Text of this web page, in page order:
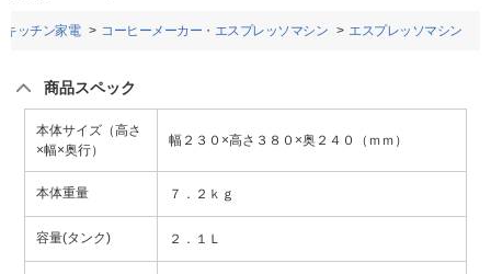
キッチン家電 コーヒーメーカー・エスプレッソマシン エスプレッソマシン
商品スペック
本体サイズ（高さ
×幅×奥行）
幅２３０×高さ３８０×奥２４０（ｍｍ）
本体重量 ７．２ｋｇ
容量(タンク) ２．１Ｌ